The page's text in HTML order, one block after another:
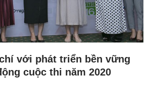
với phát triển bền vững
cuộc thi năm 2020